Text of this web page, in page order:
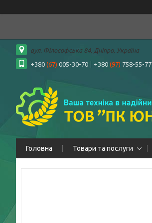
вул. Філософська 84, Дніпро, Україна
+380 (67) 005-30-70 +380 (97) 758-55-77
Головна Товари та послуги